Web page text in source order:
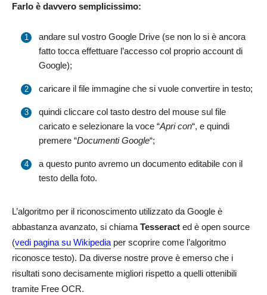
Farlo è davvero semplicissimo:
andare sul vostro Google Drive (se non lo si è ancora
fatto tocca effettuare l’accesso col proprio account di
Google);
caricare il file immagine che si vuole convertire in testo;
quindi cliccare col tasto destro del mouse sul file
caricato e selezionare la voce “Apri con“, e quindi
premere “Documenti Google“;
a questo punto avremo un documento editabile con il
testo della foto.
L’algoritmo per il riconoscimento utilizzato da Google è
abbastanza avanzato, si chiama Tesseract ed è open source
(vedi pagina su Wikipedia per scoprire come l’algoritmo
riconosce testo). Da diverse nostre prove è emerso che i
risultati sono decisamente migliori rispetto a quelli ottenibili
tramite Free OCR.